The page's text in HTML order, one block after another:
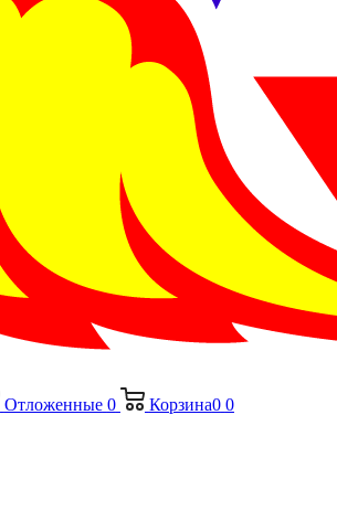
Отложенные 0 Корзина0 0